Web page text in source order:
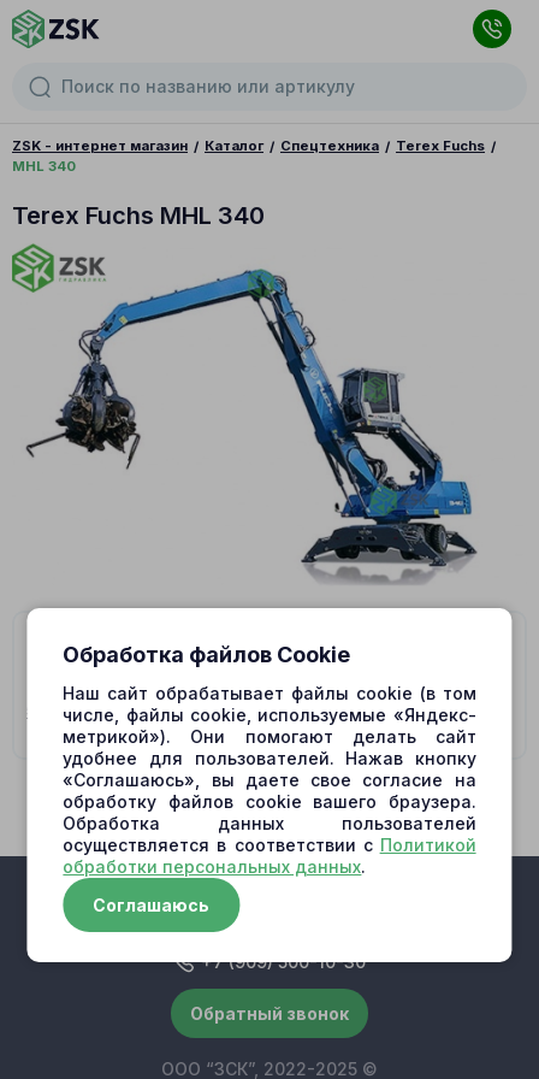
ZSK - интернет магазин Каталог Спецтехника
Terex Fuchs
MHL 340
Terex Fuchs MHL 340
гидронасосы:
5469661082,5469661245,HMF75-02
+7 (909) 500-10-30
Обратный звонок
ООО “ЗСК”, 2022-2025 ©
Обработка файлов Cookie
Наш сайт обрабатывает файлы cookie (в том
числе, файлы cookie, используемые «Яндекс-
метрикой»). Они помогают делать сайт
удобнее для пользователей. Нажав кнопку
«Соглашаюсь», вы даете свое согласие на
обработку файлов cookie вашего браузера.
Обработка данных пользователей
осуществляется в соответствии с Политикой
обработки персональных данных.
Соглашаюсь